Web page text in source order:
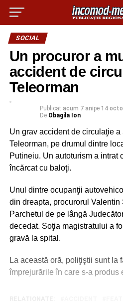
SOCIAL
Un procuror a
accident de
Teleorman
Publicat acum 7 anipe 14
De Obagila Ion
Un grav accident de circulaţie a
Teleorman, pe drumul dintre
Putineiu. Un autoturism a intrat
încărcat cu baloţi.
Unul dintre ocupanţii
din dreapta, procurorul
Parchetul de pe lângă
decedat. Soţia magistratului a
gravă la spital.
La această oră, poliţiştii sunt la
împrejurările în care s-a produs